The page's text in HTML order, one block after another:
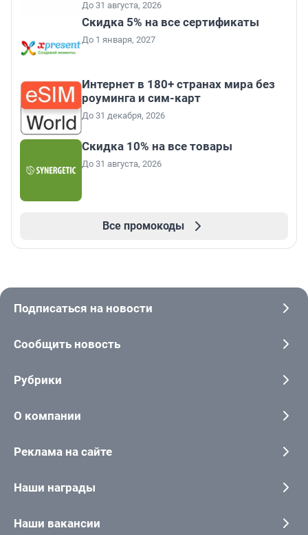
До 31 августа, 2026
Скидка 5% на все сертификаты
До 1 января, 2027
Интернет в 180+ странах мира без
роуминга и сим-карт
До 31 декабря, 2026
Скидка 10% на все товары
До 31 августа, 2026
Все промокоды
Подписаться на новости
Сообщить новость
Рубрики
О компании
Реклама на сайте
Наши награды
Наши вакансии